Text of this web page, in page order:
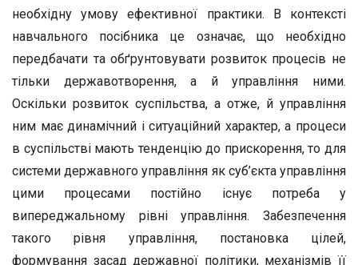
необхідну умову ефективної практики. В контексті
навчального посібника це означає, що необхідно
передбачати та обґрунтовувати розвиток процесів не
тільки державотворення, а й управління ними.
Оскільки розвиток суспільства, а отже, й управління
ним має динамічний і ситуаційний характер, а процеси
в суспільстві мають тенденцію до прискорення, то для
системи державного управління як суб’єкта управління
цими процесами постійно існує потреба у
випереджальному рівні управління. Забезпечення
такого рівня управління, постановка цілей,
формування засад державної політики, механізмів її